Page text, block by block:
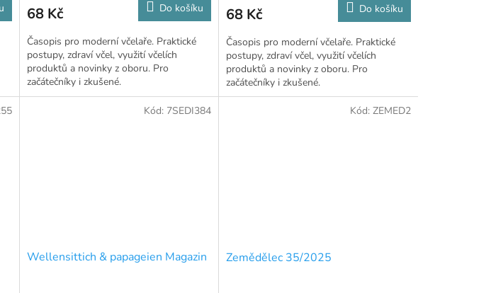
68 Kč Do košíku
Časopis pro moderní včelaře. Praktické
postupy, zdraví včel, využití včelích
produktů a novinky z oboru. Pro
začátečníky i zkušené.
68 Kč Do košíku
Časopis pro moderní včelaře. Praktické
postupy, zdraví včel, využití včelích
produktů a novinky z oboru. Pro
začátečníky i zkušené.
Wellensittich & papageien Magazin
Kód: 7SEDI384
Zemědělec 35/2025
Kód: ZEMED2